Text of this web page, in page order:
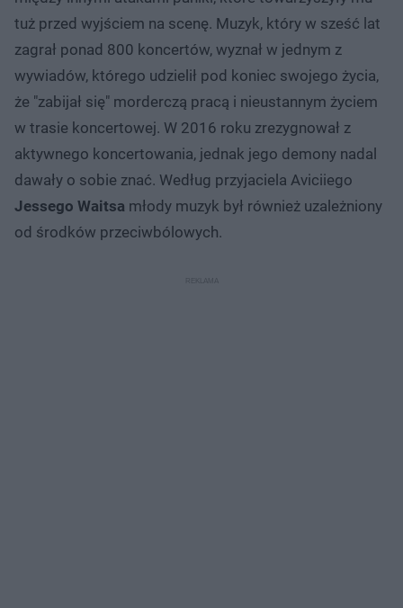
tuż przed wyjściem na scenę. Muzyk, który w sześć lat
zagrał ponad 800 koncertów, wyznał w jednym z
wywiadów, którego udzielił pod koniec swojego życia,
że "zabijał się" morderczą pracą i nieustannym życiem
w trasie koncertowej. W 2016 roku zrezygnował z
aktywnego koncertowania, jednak jego demony nadal
dawały o sobie znać. Według przyjaciela Aviciiego
Jessego Waitsa młody muzyk był również uzależniony
od środków przeciwbólowych.